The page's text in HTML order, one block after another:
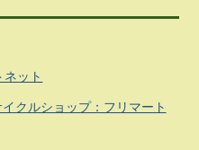
ット
イクルショップ：フリマート